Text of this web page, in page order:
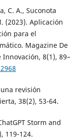
C. A., Suconota
(2023). Aplicación
para el
Magazine De
Innovación, 8(1), 89–
revisión
38(2), 53-64.
Storm and
119-124.